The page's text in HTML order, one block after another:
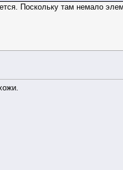
Поскольку там немало